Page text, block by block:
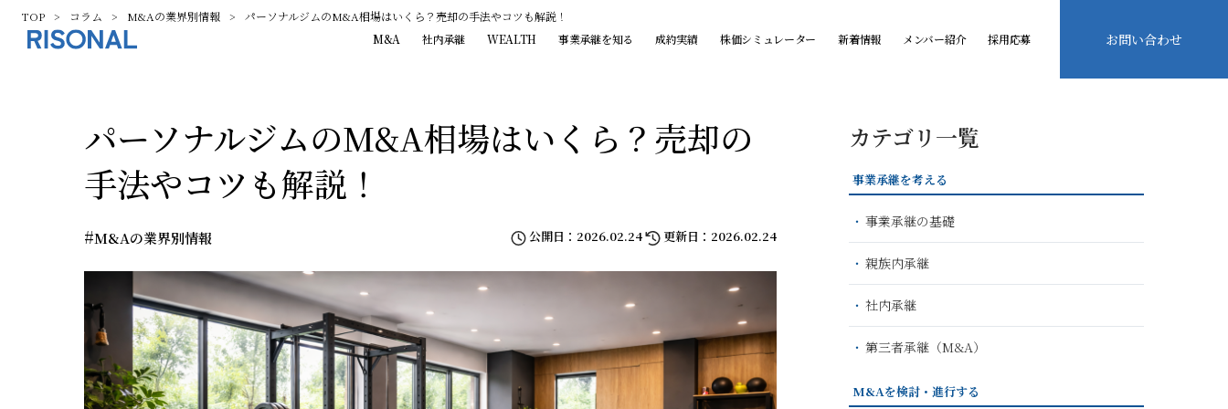
M&A 社内承継 WEALTH 事業承継を知る 成約実績 株価シミュレーター 新着情報 メンバー紹介 採用応募 お問い合わせ
TOP コラム M&Aの業界別情報 パーソナルジムのM&A相場はいくら？売却の手法やコツも解説！
パーソナルジムのM&A相場はいくら？売却の
手法やコツも解説！
#M&Aの業界別情報 公開日：2026.02.24 更新日：2026.02.24
カテゴリ一覧
事業承継を考える
事業承継の基礎
親族内承継
社内承継
第三者承継（M&A）
M&Aを検討・進行する